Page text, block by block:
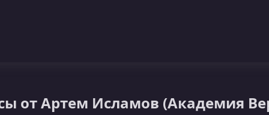
от Артем Исламов (Академия